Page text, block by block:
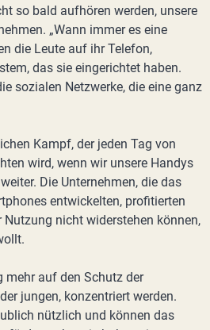
so bald aufhören werden, unsere
„Wann immer es eine
die Leute auf ihr Telefon,
das sie eingerichtet haben.
sozialen Netzwerke, die eine ganz
Kampf, der jeden Tag von
wird, wenn wir unsere Handys
Die Unternehmen, die das
entwickelten, profitierten
nicht widerstehen können,
auf den Schutz der
jungen, konzentriert werden.
nützlich und können das